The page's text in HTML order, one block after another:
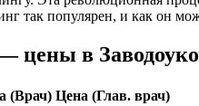
так популярен, и как он
цены в
(Врач) Цена (Глав. врач)